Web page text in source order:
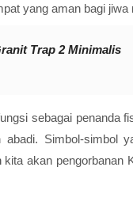
yang aman bagi jiwa
Trap 2 Minimalis
sebagai penanda
abadi. Simbol-simbol
akan pengorbanan